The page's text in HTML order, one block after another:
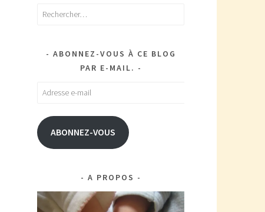
Rechercher :
ABONNEZ-VOUS À CE BLOG
PAR E-MAIL.
Adresse
mail
ABONNEZ-VOUS
A PROPOS